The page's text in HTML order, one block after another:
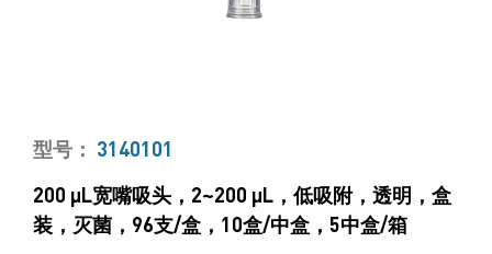
型号： 3140101
200 μL宽嘴吸头，2~200 μL，低吸附，透明，盒
装，灭菌，96支/盒，10盒/中盒，5中盒/箱